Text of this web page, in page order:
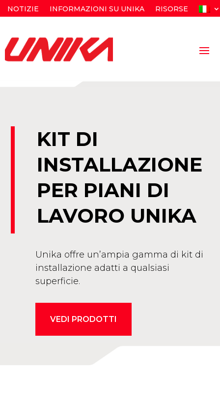
NOTIZIE INFORMAZIONI SU UNIKA RISORSE
KIT DI
INSTALLAZIONE
PER PIANI DI
LAVORO UNIKA
Unika offre un’ampia gamma di kit di
installazione adatti a qualsiasi
superficie.
VEDI PRODOTTI